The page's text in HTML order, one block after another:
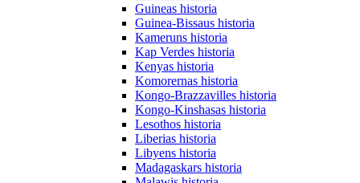
Guineas historia
Guinea-Bissaus historia
Kameruns historia
Kap Verdes historia
Kenyas historia
Komorernas historia
Kongo-Brazzavilles historia
Kongo-Kinshasas historia
Lesothos historia
Liberias historia
Libyens historia
Madagaskars historia